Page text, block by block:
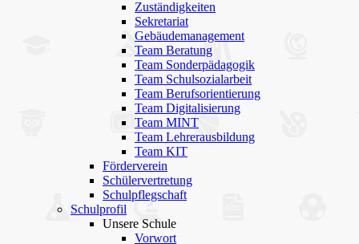
Zuständigkeiten
Sekretariat
Gebäudemanagement
Team Beratung
Team Sonderpädagogik
Team Schulsozialarbeit
Team Berufsorientierung
Team Digitalisierung
Team MINT
Team Lehrerausbildung
Team KIT
Förderverein
Schülervertretung
Schulpflegschaft
Schulprofil
Unsere Schule
Vorwort